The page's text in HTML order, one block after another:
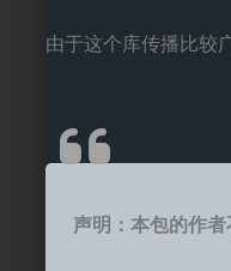
由于这个库传播比较
声明：本包的作